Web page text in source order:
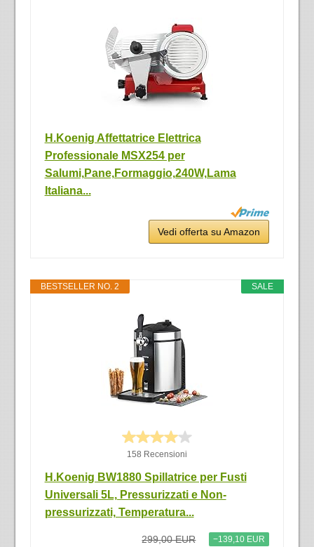
H.Koenig Affettatrice Elettrica
Professionale MSX254 per
Salumi,Pane,Formaggio,240W,Lama
Italiana...
Vedi offerta su Amazon
SALE
BESTSELLER NO. 2
158 Recensioni
H.Koenig BW1880 Spillatrice per Fusti
Universali 5L, Pressurizzati e Non-
pressurizzati, Temperatura...
299,00 EUR −139,10 EUR